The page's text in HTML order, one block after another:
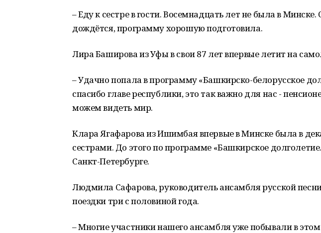
– Еду к сестре в гости. Восемнадцать лет не была в
дождётся, программу хорошую подготовила.
Лира Баширова из Уфы в свои 87 лет впервые летит на
– Удачно попала в программу «Башкирско-белорусское
спасибо главе республики, это так важно для нас -
можем видеть мир.
Клара Ягафарова из Ишимбая впервые в Минске была в
сестрами. До этого по программе «Башкирское
Санкт-Петербурге.
Людмила Сафарова, руководитель ансамбля русской
поездки три с половиной года.
– Многие участники нашего ансамбля уже побывали в